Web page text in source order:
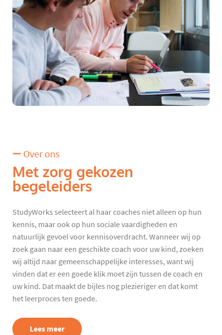
Over ons
Met zorg gekozen
begeleiders
StudyWorks selecteert al haar coaches niet alleen op hun
kennis, maar ook op hun sociale vaardigheden en
natuurlijk gevoel voor kennisoverdracht. Wanneer wij op
zoek gaan naar een geschikte coach voor uw kind, zoeken
wij altijd naar gemeenschappelijke interesses, want wij
vinden dat er een goede klik moet zijn tussen de coach en
uw kind. Dat maakt de bijles nog plezieriger en dat komt
het leerproces ten goede.
Lees meer